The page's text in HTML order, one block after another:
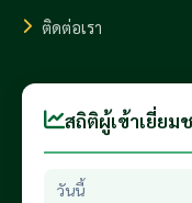
ติดต่อเรา
สถิติผู้เข้าเยี่ยม
วันนี้